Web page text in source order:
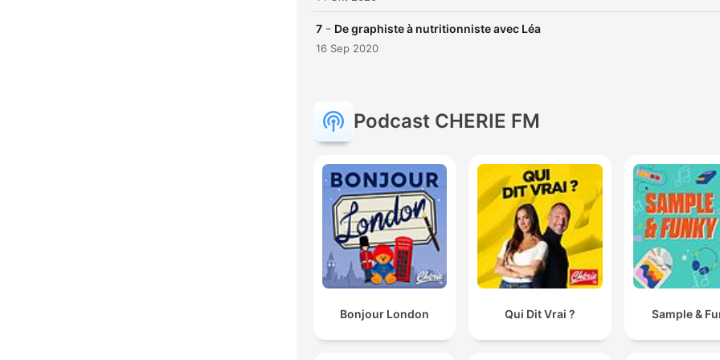
7 - De graphiste à nutritionniste avec Léa
16 Sep 2020
Podcast CHERIE FM
Bonjour London Qui Dit Vrai ? Sample &